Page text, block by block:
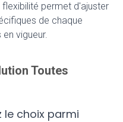
permet d'ajuster
de chaque
vigueur.
Toutes
le choix parmi